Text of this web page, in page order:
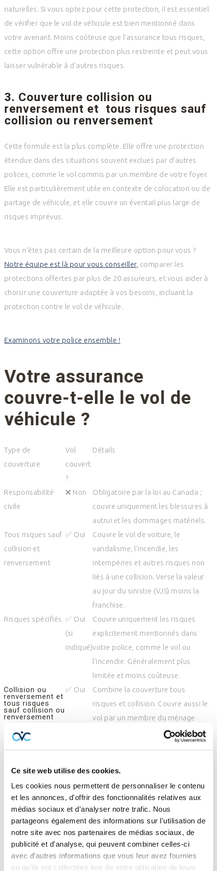
Ce site web utilise des cookies.
Les cookies nous permettent de personnaliser le contenu
et les annonces, d'offrir des fonctionnalités relatives aux
médias sociaux et d'analyser notre trafic. Nous
partageons également des informations sur l'utilisation de
notre site avec nos partenaires de médias sociaux, de
publicité et d'analyse, qui peuvent combiner celles-ci
avec d'autres informations que vous leur avez fournies
ou qu'ils ont collectées lors de votre utilisation de leurs
naturelles. Si vous optez pour cette protection, il est essentiel
de vérifier que le vol de véhicule est bien mentionné dans
votre avenant. Moins coûteuse que l’assurance tous risques,
cette option offre une protection plus restreinte et peut vous
laisser vulnérable à d’autres risques.
3. Couverture collision ou
renversement et tous risques sauf
collision ou renversement
Cette formule est la plus complète. Elle offre une protection
étendue dans des situations souvent exclues par d’autres
polices, comme le vol commis par un membre de votre foyer.
Elle est particulièrement utile en contexte de colocation ou de
partage de véhicule, et elle couvre un éventail plus large de
risques imprévus.
Vous n’êtes pas certain de la meilleure option pour vous ?
Notre équipe est là pour vous conseiller, comparer les
protections offertes par plus de 20 assureurs, et vous aider à
choisir une couverture adaptée à vos besoins, incluant la
protection contre le vol de véhicule.
Examinons votre police ensemble !
Votre assurance
couvre-t-elle le vol de
véhicule ?
Type de
couverture
Vol
couvert
?
Détails
Responsabilité
civile
❌ Non
Obligatoire par la loi au Canada ;
couvre uniquement les blessures à
autrui et les dommages matériels.
Tous risques sauf
collision et
renversement
✅ Oui
Couvre le vol de voiture, le
vandalisme, l’incendie, les
intempéries et autres risques non
liés à une collision. Verse la valeur
au jour du sinistre (VJS) moins la
franchise.
Risques spécifiés ✅ Oui
(si
indiqué)
Couvre uniquement les risques
explicitement mentionnés dans
votre police, comme le vol ou
l’incendie. Généralement plus
limitée et moins coûteuse.
Collision ou
renversement et
tous risques
sauf collision ou
renversement
✅ Oui
Combine la couverture tous
risques et collision. Couvre aussi le
vol par un membre du ménage
(souvent exclu de l’assurance tous
Que faire si votre
voiture est volée au
Canada
Découvrir que votre véhicule a été volé peut être déstabilisant,
mais il est important de rester calme et d’agir